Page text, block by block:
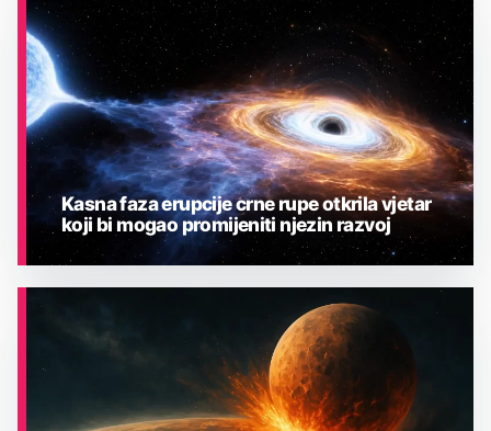
ASTRONOMIJA
Kasna faza erupcije crne rupe otkrila vjetar
koji bi mogao promijeniti njezin razvoj